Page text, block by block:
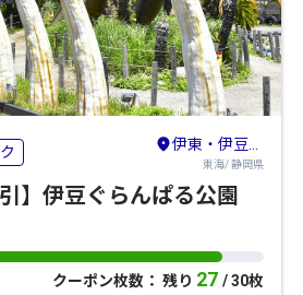
伊東・伊豆高原・宇佐美
東海/ 静岡県
引】伊豆ぐらんぱる公園
クーポン枚数： 残り 27 / 30枚